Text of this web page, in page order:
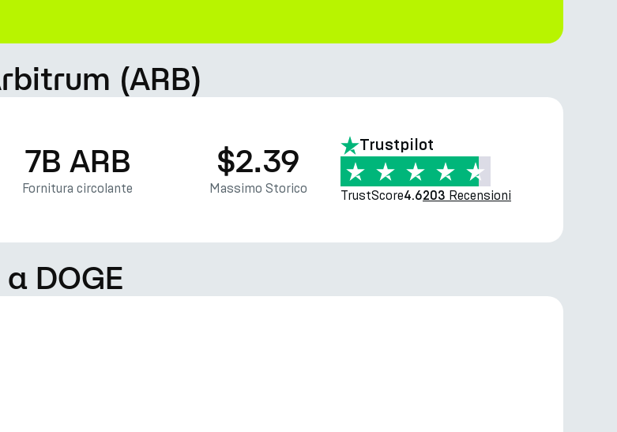
(ARB)
7B ARB
Fornitura circolante
$2.39
Massimo Storico
Trustpilot
TrustScore4.6203 Recensioni
DOGE